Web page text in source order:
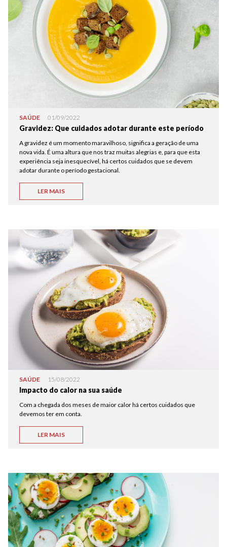
SAÚDE 01/09/2022
Gravidez: Que cuidados adotar durante este período
A gravidez é um momento maravilhoso, significa a geração de uma
nova vida. É uma altura que nos traz muitas alegrias e, para que esta
experiência seja inesquecível, há certos cuidados que se devem
adotar durante o período gestacional.
LER MAIS
SAÚDE 15/08/2022
Impacto do calor na sua saúde
Com a chegada dos meses de maior calor há certos cuidados que
devemos ter em conta.
LER MAIS